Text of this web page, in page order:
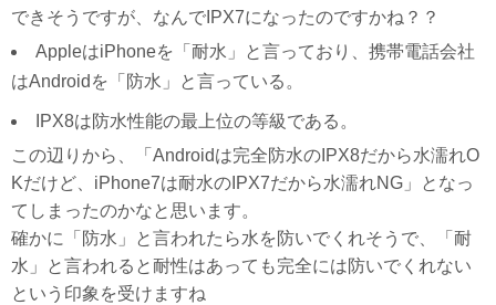
できそうですが、なんでIPX7になったのですかね？？
AppleはiPhoneを「耐水」と言っており、携帯電話会社
はAndroidを「防水」と言っている。
IPX8は防水性能の最上位の等級である。
この辺りから、「Androidは完全防水のIPX8だから水濡れO
Kだけど、iPhone7は耐水のIPX7だから水濡れNG」となっ
てしまったのかなと思います。
確かに「防水」と言われたら水を防いでくれそうで、「耐
水」と言われると耐性はあっても完全には防いでくれない
という印象を受けますね